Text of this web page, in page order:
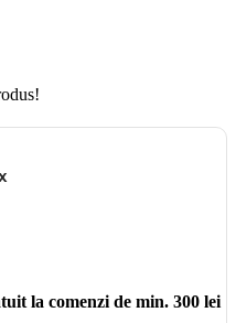
la comenzi de min. 300 lei